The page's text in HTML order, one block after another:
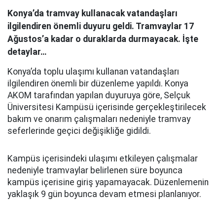
Konya’da tramvay kullanacak vatandaşları
ilgilendiren önemli duyuru geldi. Tramvaylar 17
Ağustos’a kadar o duraklarda durmayacak. İşte
detaylar…
Konya’da toplu ulaşımı kullanan vatandaşları
ilgilendiren önemli bir düzenleme yapıldı. Konya
AKOM tarafından yapılan duyuruya göre, Selçuk
Üniversitesi Kampüsü içerisinde gerçekleştirilecek
bakım ve onarım çalışmaları nedeniyle tramvay
seferlerinde geçici değişikliğe gidildi.
Kampüs içerisindeki ulaşımı etkileyen çalışmalar
nedeniyle tramvaylar belirlenen süre boyunca
kampüs içerisine giriş yapamayacak. Düzenlemenin
yaklaşık 9 gün boyunca devam etmesi planlanıyor.